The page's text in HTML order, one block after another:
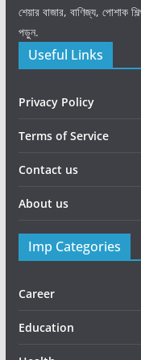
শেয়ার বাজার, বাণিজ্য, পোশাক
পড়ুন.
Useful Links
Privacy Policy
Terms of Service
Contact us
About us
Imp Categories
Career
Education